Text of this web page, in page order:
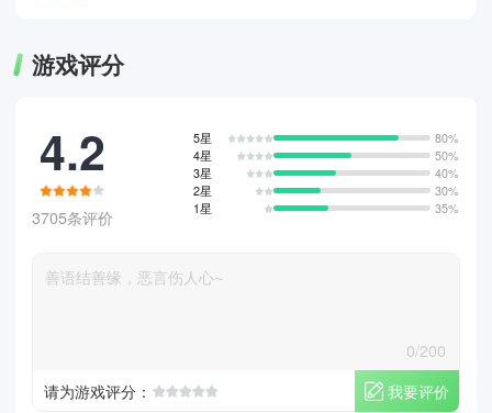
游戏评分
4.2
3705条评价
5星
80%
4星
50%
3星
40%
2星
30%
1星
35%
0/200
请为游戏评分：
我要评价